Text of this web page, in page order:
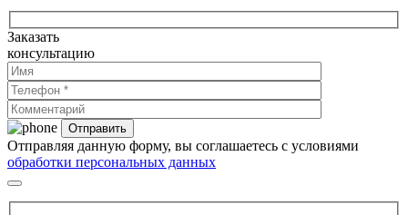
Заказать
консультацию
Отправляя данную форму, вы соглашаетесь с условиями
обработки персональных данных